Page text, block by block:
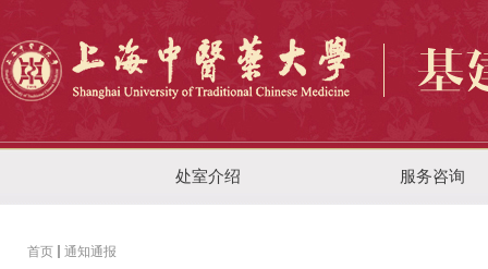
处室介绍 服务咨询
首页 通知通报